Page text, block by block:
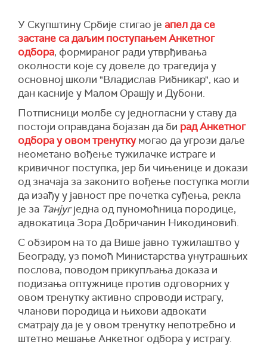
У Скупштину Србије стигао је апел да се
застане са даљим поступањем Анкетног
одбора, формираног ради утврђивања
околности које су довеле до трагедија у
основној школи "Владислав Рибникар", као и
дан касније у Малом Орашју и Дубони.
Потписници молбе су једногласни у ставу да
постоји оправдана бојазан да би рад Анкетног
одбора у овом тренуткумогао да угрози даље
неометано вођење тужилачке истраге и
кривичног поступка, јер би чињенице и докази
од значаја за законито вођење поступка могли
да изађу у јавност пре почетка суђења, рекла
је за Танјугједна од пуномоћница породице,
адвокатица Зора Добричанин Никодиновић.
С обзиром на то да Више јавно тужилаштво у
Београду, уз помоћ Министарства унутрашњих
послова, поводом прикупљања доказа и
подизања оптужнице против одговорних у
овом тренутку активно спроводи истрагу,
чланови породица и њихови адвокати
сматрају да је у овом тренутку непотребно и
штетно мешање Анкетног одбора у истрагу.